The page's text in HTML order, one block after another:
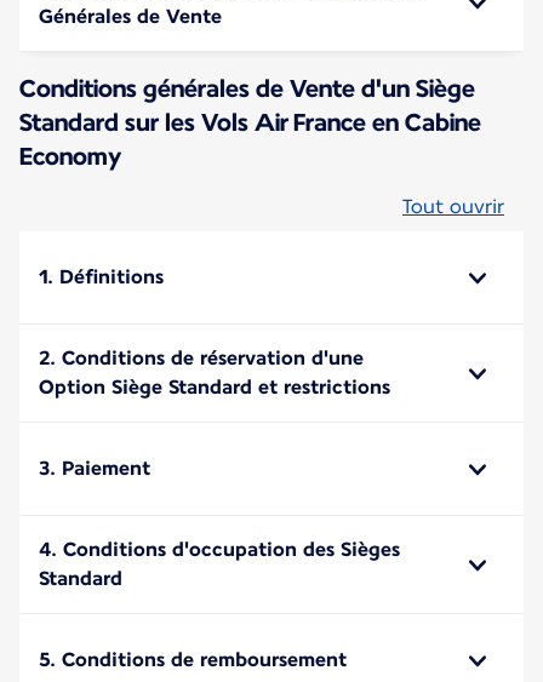
Générales de Vente
Conditions générales de Vente d'un Siège
Standard sur les Vols Air France en Cabine
Economy
Tout ouvrir
1. Définitions
2. Conditions de réservation d'une
Option Siège Standard et restrictions
3. Paiement
4. Conditions d'occupation des Sièges
Standard
5. Conditions de remboursement